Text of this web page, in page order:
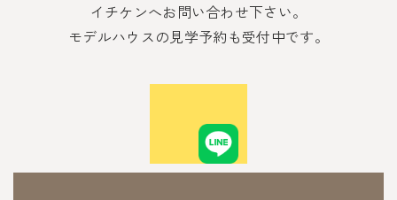
イチケンへお問い合わせ下さい。
モデルハウスの見学予約も受付中です。